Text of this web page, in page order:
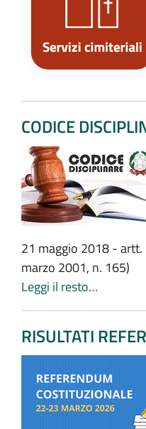
CODICE
21 maggio 2018 -
marzo 2001, n. 165)
Leggi il resto…
RISULTATI